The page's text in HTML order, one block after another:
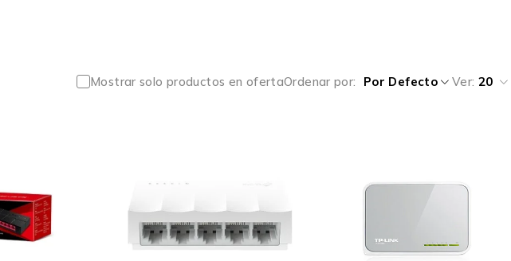
Mostrar solo productos en ofertaOrdenar por Por Defecto Ver: 20